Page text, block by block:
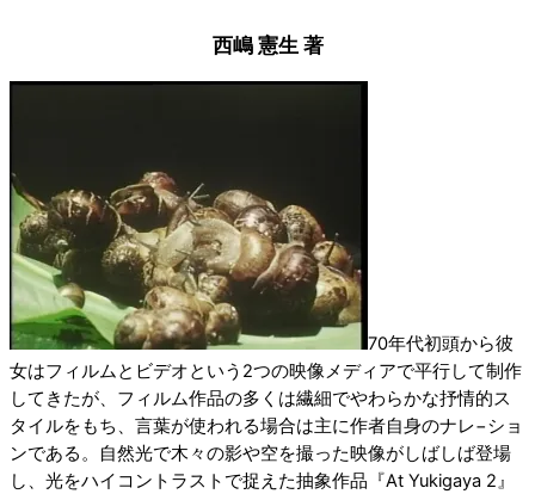
西嶋 憲生 著
70年代初頭から彼
女はフィルムとビデオという2つの映像メディアで平行して制作
してきたが、フィルム作品の多くは繊細でやわらかな抒情的ス
タイルをもち、言葉が使われる場合は主に作者自身のナレ−ショ
ンである。自然光で木々の影や空を撮った映像がしばしば登場
し、光をハイコントラストで捉えた抽象作品『At Yukigaya 2』